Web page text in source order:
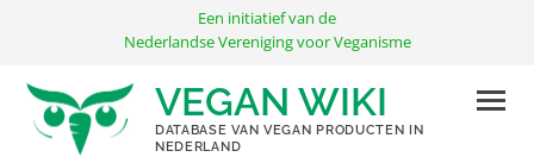
inhoud
Een initiatief van de
Nederlandse Vereniging voor Veganisme
VEGAN WIKI
DATABASE VAN VEGAN PRODUCTEN IN
NEDERLAND